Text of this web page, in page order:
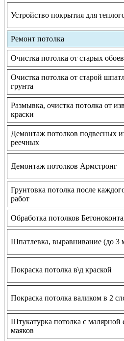
Устройство покрытия для
Ремонт потолка
Очистка потолка от старых обоев
Очистка потолка от старой
грунта
Размывка, очистка потолка от
краски
Демонтаж потолков подвесных
реечных
Демонтаж потолков Армстронг
Грунтовка потолка после
работ
Обработка потолков
Шпатлевка, выравнивание (до 3
Покраска потолка в\д краской
Покраска потолка валиком в 2
Штукатурка потолка с малярной
маяков